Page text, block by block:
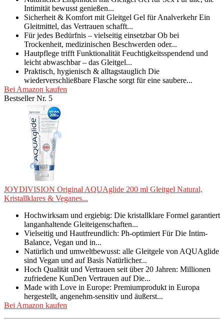
Intimität bewusst genießen...
Sicherheit & Komfort mit Gleitgel Gel für Analverkehr Ein
Gleitmittel, das Vertrauen schafft...
Für jedes Bedürfnis – vielseitig einsetzbar Ob bei
Trockenheit, medizinischen Beschwerden oder...
Hautpflege trifft Funktionalität Feuchtigkeitsspendend und
leicht abwaschbar – das Gleitgel...
Praktisch, hygienisch & alltagstauglich Die
wiederverschließbare Flasche sorgt für eine saubere...
Bei Amazon kaufen
Bestseller Nr. 5
JOYDIVISION Original AQUAglide 200 ml Gleitgel Natural,
Kristallklares & Veganes...
Hochwirksam und ergiebig: Die kristallklare Formel garantiert
langanhaltende Gleiteigenschaften...
Vielseitig und Hautfreundlich: Ph-optimiert Für Die Intim-
Balance, Vegan und in...
Natürlich und umweltbewusst: alle Gleitgele von AQUAglide
sind Vegan und auf Basis Natürlicher...
Hoch Qualität und Vertrauen seit über 20 Jahren: Millionen
zufriedene KunDen Vertrauen auf Die...
Made with Love in Europe: Premiumprodukt in Europa
hergestellt, angenehm-sensitiv und äußerst...
Bei Amazon kaufen